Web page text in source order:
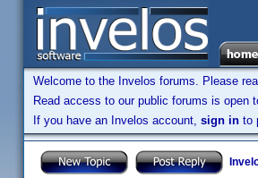
Welcome to the Invelos forums. Please
Read access to our public forums is open
If you have an Invelos account, sign in to